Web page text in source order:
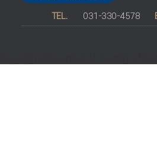
TEL. 031-330-4578